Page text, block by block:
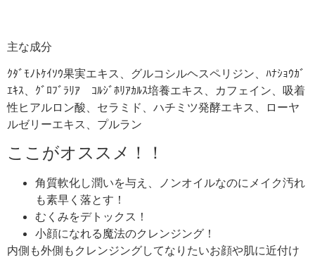
主な成分
ｸﾀﾞﾓﾉﾄｹｲｿｳ果実エキス、グルコシルヘスペリジン、ﾊﾅｼｮｳｶﾞ
ｴｷｽ、ｸﾞﾛﾌﾞﾗﾘｱ ｺﾙｼﾞﾎﾘｱｶﾙｽ培養エキス、カフェイン、吸着
性ヒアルロン酸、セラミド、ハチミツ発酵エキス、ローヤ
ルゼリーエキス、プルラン
ここがオススメ！！
角質軟化し潤いを与え、ノンオイルなのにメイク汚れ
も素早く落とす！
むくみをデトックス！
小顔になれる魔法のクレンジング！
内側も外側もクレンジングしてなりたいお顔や肌に近付け